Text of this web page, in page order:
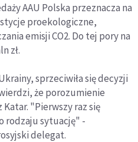
AAU Polska przeznacza na
proekologiczne,
emisji CO2. Do tej pory na
zł.
sprzeciwiła się decyzji
że porozumienie
"Pierwszy raz się
rodzaju sytuację" -
delegat.